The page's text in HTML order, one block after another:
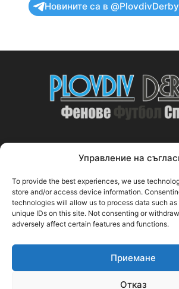
Управление на
To provide the best experiences, we use
store and/or access device information.
technologies will allow us to process data such
unique IDs on this site. Not consenting or
adversely affect certain features and functions.
Приемане
Отказ
Новините са в
ABOUT US
PlovdivDerby.com е първата пловдивска
медия!
Свържи се с нас:
FOLLOW US